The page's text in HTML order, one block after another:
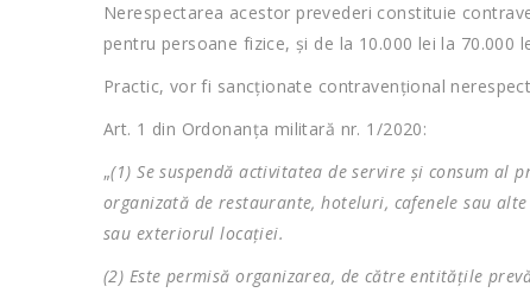
Nerespectarea acestor prevederi constituie
pentru persoane fizice, şi de la 10.000 lei la 70.000
Practic, vor fi sancționate contravențional
Art. 1 din Ordonanța militară nr. 1/2020:
„(1) Se suspendă activitatea de servire şi consum
organizată de restaurante, hoteluri, cafenele sau
sau exteriorul locaţiei.
(2) Este permisă organizarea, de către entităţile